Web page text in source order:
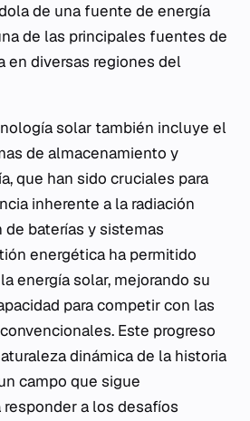
de una fuente de energía
de las principales fuentes de
en diversas regiones del
solar también incluye el
de almacenamiento y
que han sido cruciales para
inherente a la radiación
de baterías y sistemas
energética ha permitido
energía solar, mejorando su
para competir con las
Este progreso
dinámica de la historia
campo que sigue
a los desafíos